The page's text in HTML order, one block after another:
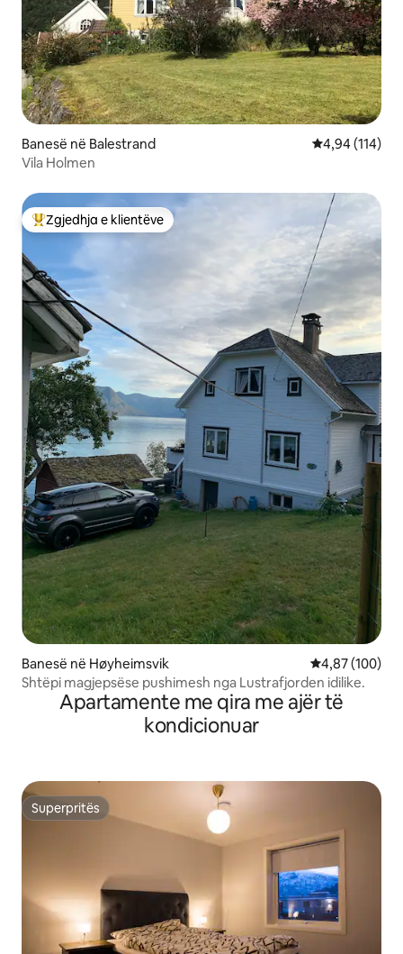
Banesë në Balestrand Vlerësimi
4,94 (114)
Vila Holmen
Më të mirat e zgjedhjeve të klientëve
Zgjedhja e klientëve
Banesë në Høyheimsvik Vlerësimi
4,87 (100)
Shtëpi magjepsëse pushimesh nga Lustrafjorden idilike.
Apartamente me qira me ajër të
kondicionuar
Superpritës
Superpritës